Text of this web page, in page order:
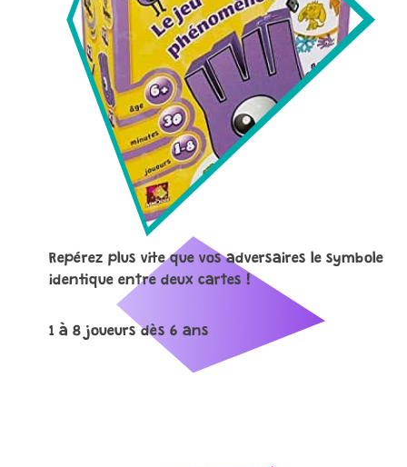
Repérez plus vite que vos adversaires le symbole
identique entre deux cartes !
1 à 8 joueurs dès 6 ans